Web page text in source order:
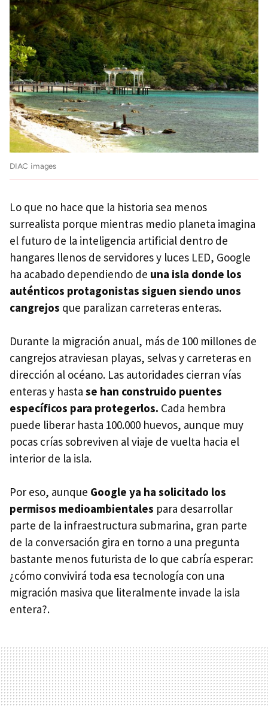
DIAC images
Lo que no hace que la historia sea menos
surrealista porque mientras medio planeta imagina
el futuro de la inteligencia artificial dentro de
hangares llenos de servidores y luces LED, Google
ha acabado dependiendo de una isla donde los
auténticos protagonistas siguen siendo unos
cangrejos que paralizan carreteras enteras.
Durante la migración anual, más de 100 millones de
cangrejos atraviesan playas, selvas y carreteras en
dirección al océano. Las autoridades cierran vías
enteras y hasta se han construido puentes
específicos para protegerlos. Cada hembra
puede liberar hasta 100.000 huevos, aunque muy
pocas crías sobreviven al viaje de vuelta hacia el
interior de la isla.
Por eso, aunque Google ya ha solicitado los
permisos medioambientales para desarrollar
parte de la infraestructura submarina, gran parte
de la conversación gira en torno a una pregunta
bastante menos futurista de lo que cabría esperar:
¿cómo convivirá toda esa tecnología con una
migración masiva que literalmente invade la isla
entera?.